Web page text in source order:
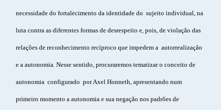
necessidade do fortalecimento da identidade do sujeito individual, na
luta contra as diferentes formas de desrespeito e, pois, de violação das
relações de reconhecimento recíproco que impedem a autorrealização
e a autonomia. Nesse sentido, procuraremos tematizar o conceito de
autonomia configurado por Axel Honneth, apresentando num
primeiro momento a autonomia e sua negação nos padrões de